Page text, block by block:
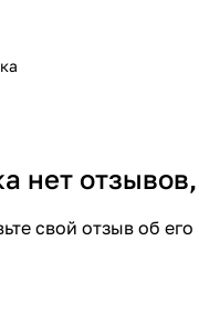
нет
свой отзыв об